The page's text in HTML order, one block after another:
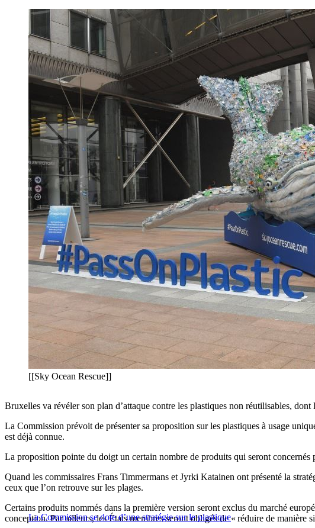
[[Sky Ocean Rescue]]
Bruxelles va révéler son plan d’attaque contre les plastiques non réutilisables,
La Commission prévoit de présenter sa proposition sur les plastiques à usage
est déjà connue.
La proposition pointe du doigt un certain nombre de produits qui seront
Quand les commissaires Frans Timmermans et Jyrki Katainen ont présenté la
ceux que l’on retrouve sur les plages.
La Commission se dote d’une stratégie sur le plastique
Certains produits nommés dans la première version seront exclus du marché
conception. Par ailleurs, les États membres seront obligés de « réduire de